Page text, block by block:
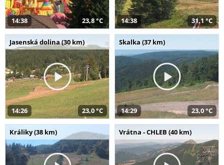
14:38 23,8 °C 14:38 31,1 °C
Jasenská dolina (30 km)
14:26 23,0 °C
Skalka (37 km)
14:29 23,0 °C
Králiky (38 km) Vrátna - CHLEB (40 km)